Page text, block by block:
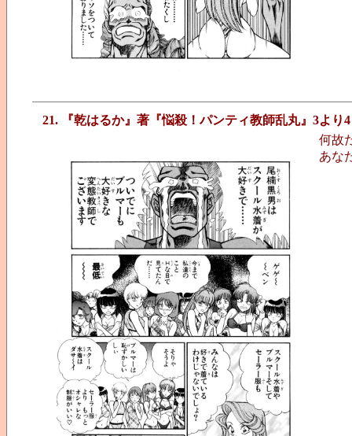
21. 『乾はるか』著『悩殺！パンティ教師乱丸』3より4
何故
あな